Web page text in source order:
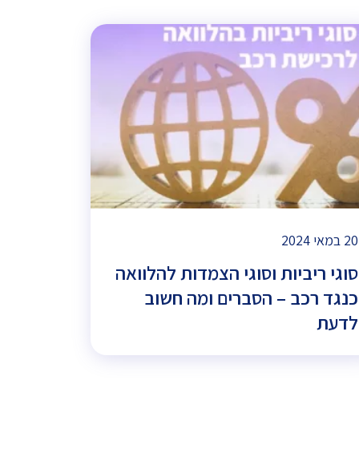
סוגי ריביות וסוגי הצמדות להלוואה
כנגד רכב – הסברים ומה חשוב
לדעת
20 במאי 2024